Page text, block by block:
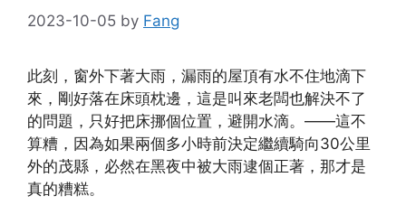
2023-10-05 by Fang
此刻，窗外下著大雨，漏雨的屋頂有水不住地滴下
來，剛好落在床頭枕邊，這是叫來老闆也解決不了
的問題，只好把床挪個位置，避開水滴。——這不
算糟，因為如果兩個多小時前決定繼續騎向30公里
外的茂縣，必然在黑夜中被大雨逮個正著，那才是
真的糟糕。